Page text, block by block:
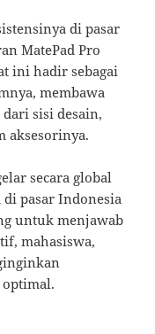
di pasar
MatePad Pro
ini hadir sebagai
membawa
sisi desain,
aksesorinya.
secara global
di pasar Indonesia
untuk menjawab
mahasiswa,